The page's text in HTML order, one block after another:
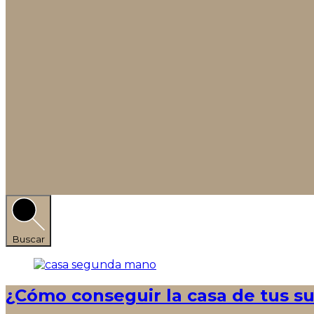
Buscar
¿Cómo conseguir la casa de tus